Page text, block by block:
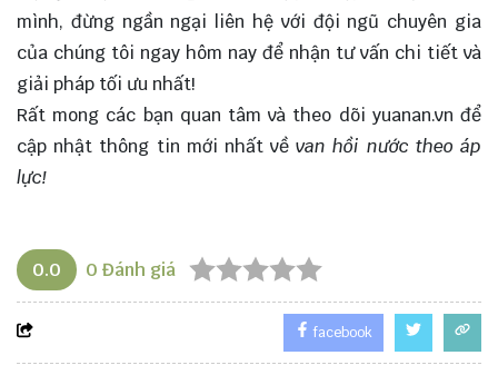
mình, đừng ngần ngại liên hệ với đội ngũ chuyên gia
của chúng tôi ngay hôm nay để nhận tư vấn chi tiết và
giải pháp tối ưu nhất!
Rất mong các bạn quan tâm và theo dõi yuanan.vn để
cập nhật thông tin mới nhất vềvan hồi nước theo áp
lực!
0.0 0 Đánh giá
facebook